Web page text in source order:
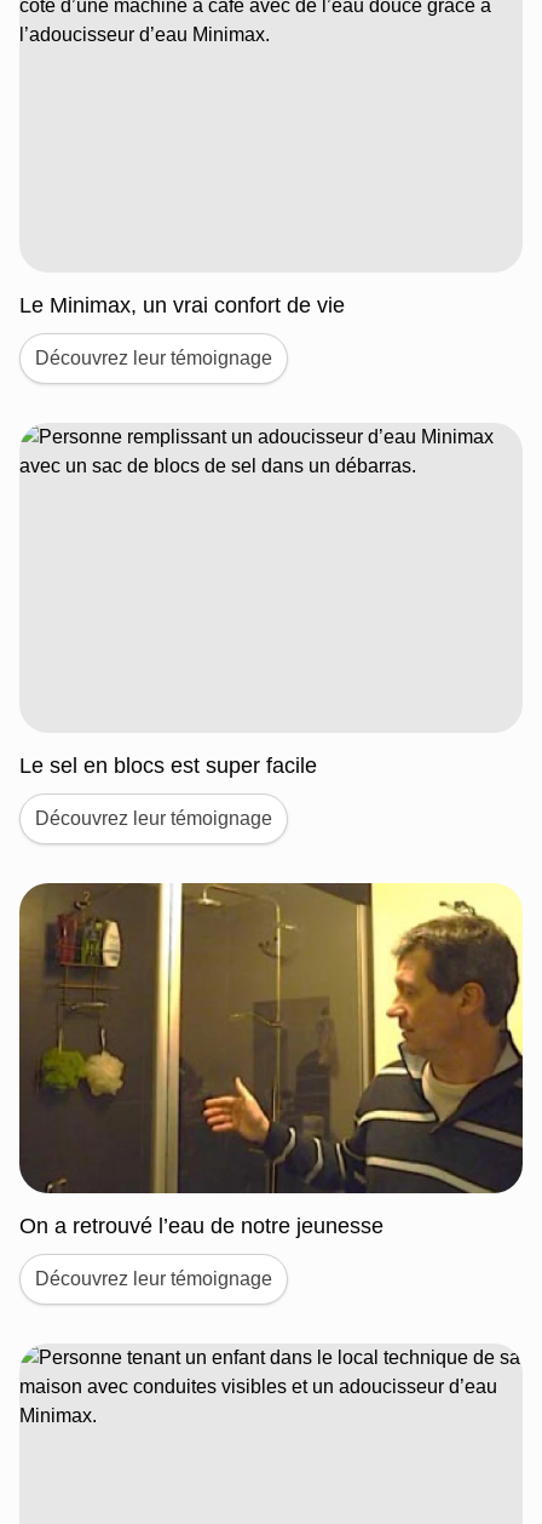
Le Minimax, un vrai confort de vie
Découvrez leur témoignage
Le sel en blocs est super facile
Découvrez leur témoignage
On a retrouvé l’eau de notre jeunesse
Découvrez leur témoignage